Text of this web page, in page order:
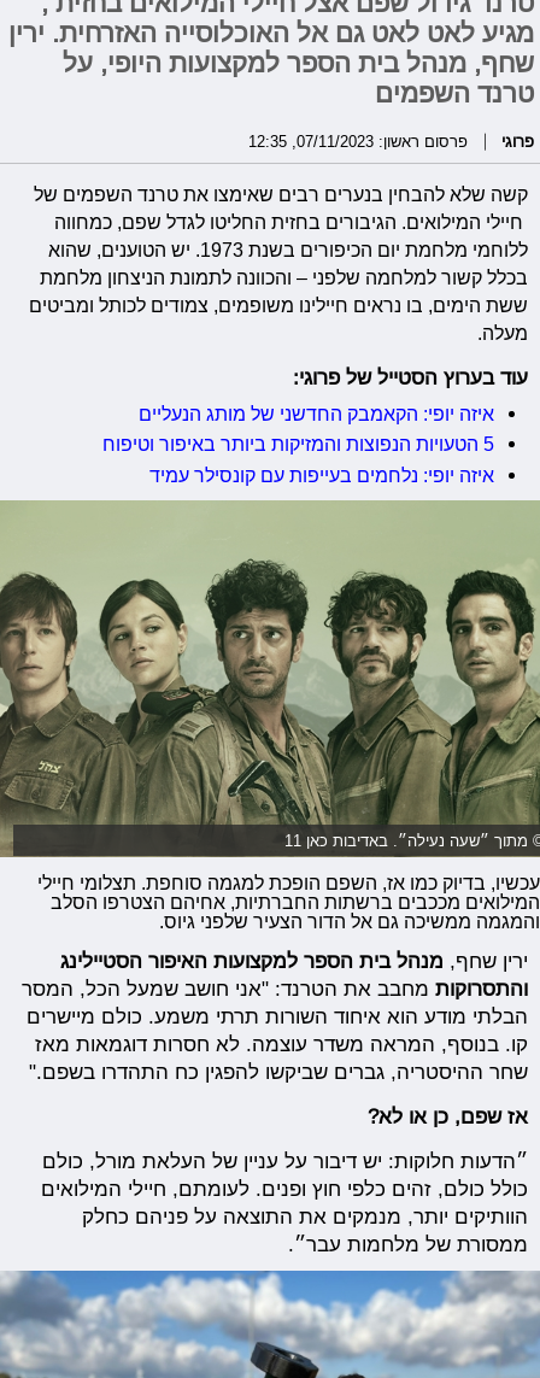
מגיע לאט לאט גם אל האוכלוסייה האזרחית. ירין
שחף, מנהל בית הספר למקצועות היופי, על
טרנד השפמים
פרוגי פרסום ראשון: 07/11/2023, 12:35
קשה שלא להבחין בנערים רבים שאימצו את טרנד השפמים של
חיילי המילואים. הגיבורים בחזית החליטו לגדל שפם, כמחווה
ללוחמי מלחמת יום הכיפורים בשנת 1973. יש הטוענים, שהוא
בכלל קשור למלחמה שלפני – והכוונה לתמונת הניצחון מלחמת
ששת הימים, בו נראים חיילינו משופמים, צמודים לכותל ומביטים
מעלה.
עוד בערוץ הסטייל של פרוגי:
איזה יופי: הקאמבק החדשני של מותג הנעליים
5 הטעויות הנפוצות והמזיקות ביותר באיפור וטיפוח
איזה יופי: נלחמים בעייפות עם קונסילר עמיד
מתוך ״שעה נעילה״. באדיבות כאן 11
עכשיו, בדיוק כמו אז, השפם הופכת למגמה סוחפת. תצלומי חיילי
המילואים מככבים ברשתות החברתיות, אחיהם הצטרפו הסלב
והמגמה ממשיכה גם אל הדור הצעיר שלפני גיוס.
ירין שחף, מנהל בית הספר למקצועות האיפור הסטיילינג
והתסרוקות מחבב את הטרנד: "אני חושב שמעל הכל, המסר
הבלתי מודע הוא איחוד השורות תרתי משמע. כולם מיישרים
קו. בנוסף, המראה משדר עוצמה. לא חסרות דוגמאות מאז
שחר ההיסטריה, גברים שביקשו להפגין כח התהדרו בשפם."
אז שפם, כן או לא?
״הדעות חלוקות: יש דיבור על עניין של העלאת מורל, כולם
כולל כולם, זהים כלפי חוץ ופנים. לעומתם, חיילי המילואים
הוותיקים יותר, מנמקים את התוצאה על פניהם כחלק
ממסורת של מלחמות עבר״.